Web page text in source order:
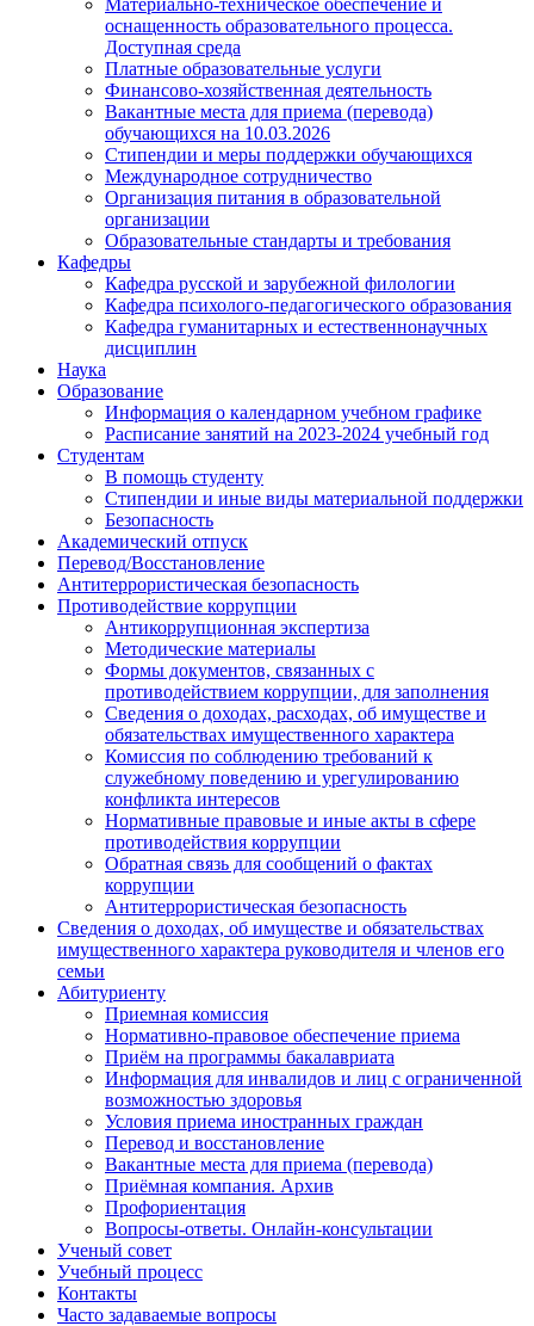
Материально-техническое обеспечение и
оснащенность образовательного процесса.
Доступная среда
Платные образовательные услуги
Финансово-хозяйственная деятельность
Вакантные места для приема (перевода)
обучающихся на 10.03.2026
Стипендии и меры поддержки обучающихся
Международное сотрудничество
Организация питания в образовательной
организации
Образовательные стандарты и требования
Кафедры
Кафедра русской и зарубежной филологии
Кафедра психолого-педагогического образования
Кафедра гуманитарных и естественнонаучных
дисциплин
Наука
Образование
Информация о календарном учебном графике
Расписание занятий на 2023-2024 учебный год
Студентам
В помощь студенту
Стипендии и иные виды материальной поддержки
Безопасность
Академический отпуск
Перевод/Восстановление
Антитеррористическая безопасность
Противодействие коррупции
Антикоррупционная экспертиза
Методические материалы
Формы документов, связанных с
противодействием коррупции, для заполнения
Сведения о доходах, расходах, об имуществе и
обязательствах имущественного характера
Комиссия по соблюдению требований к
служебному поведению и урегулированию
конфликта интересов
Нормативные правовые и иные акты в сфере
противодействия коррупции
Обратная связь для сообщений о фактах
коррупции
Антитеррористическая безопасность
Сведения о доходах, об имуществе и обязательствах
имущественного характера руководителя и членов его
семьи
Абитуриенту
Приемная комиссия
Нормативно-правовое обеспечение приема
Приём на программы бакалавриата
Информация для инвалидов и лиц с ограниченной
возможностью здоровья
Условия приема иностранных граждан
Перевод и восстановление
Вакантные места для приема (перевода)
Приёмная компания. Архив
Профориентация
Вопросы-ответы. Онлайн-консультации
Ученый совет
Учебный процесс
Контакты
Часто задаваемые вопросы